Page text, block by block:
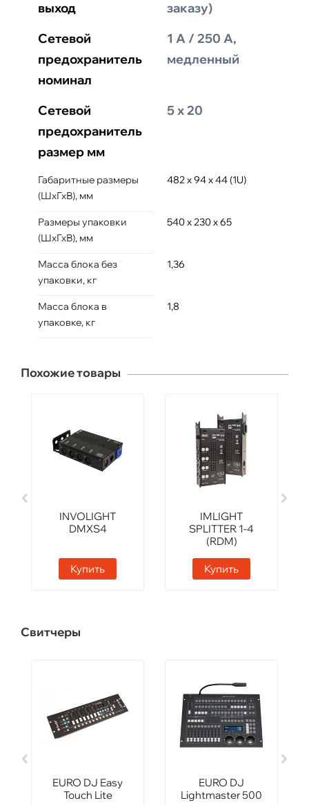
выход
заказу)
Сетевой
предохранитель
номинал
1 А / 250 А,
медленный
Сетевой
предохранитель
размер мм
5 х 20
Габаритные размеры
(ШхГхВ), мм
482 х 94 х 44 (1U)
Размеры упаковки
(ШхГхВ), мм
540 х 230 х 65
Масса блока без
упаковки, кг
1,36
Масса блока в
упаковке, кг
1,8
Похожие товары
INVOLIGHT
DMXS4
Купить
IMLIGHT
SPLITTER 1-4
(RDM)
Купить
Свитчеры
EURO DJ Easy
Touch Lite
EURO DJ
Lightmaster 500